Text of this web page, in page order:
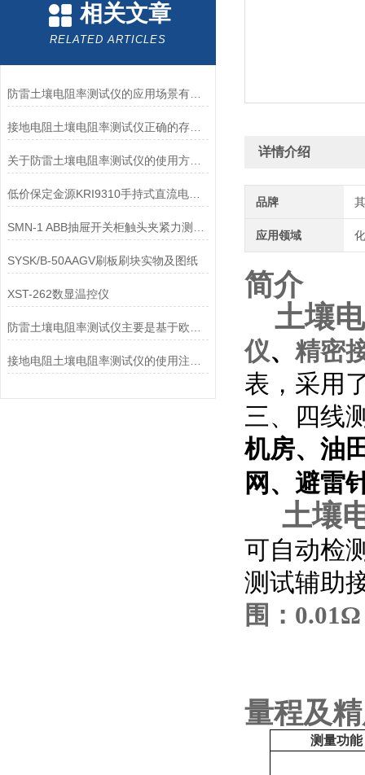
相关文章
RELATED ARTICLES
防雷土壤电阻率测试仪的应用场景有哪些？
接地电阻土壤电阻率测试仪正确的存放与保管方法
关于防雷土壤电阻率测试仪的使用方法了解一下吧
低价保定金源KRI9310手持式直流电阻测试仪20000元
SYSK/B-50AAGV刷板刷块实物及图纸
XST-262数显温控仪
详情介绍
品牌
应用领域
简介
土壤
仪、 精密
表，采用
三、四线
机房、油
网、避雷
土壤
可自动检
测试辅助
围：
量程及
测量功能